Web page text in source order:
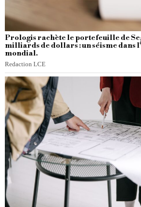
Prologis rachète le portefeuille de
milliards de dollars : un séisme dans
mondial.
Redaction LCE